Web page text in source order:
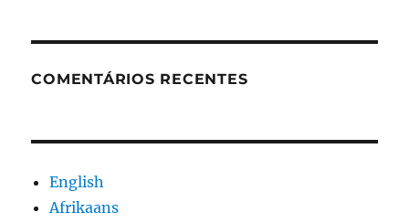
COMENTÁRIOS RECENTES
English
Afrikaans